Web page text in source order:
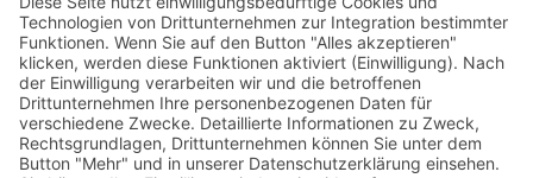
Impressum
Datenschutzerklärung
Cookie-Einstellungen